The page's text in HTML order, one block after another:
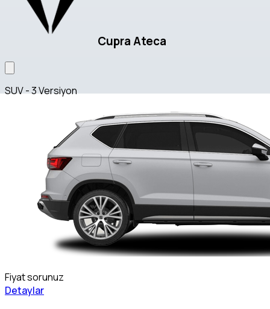
Cupra Ateca
SUV - 3 Versiyon
Fiyat sorunuz
Detaylar